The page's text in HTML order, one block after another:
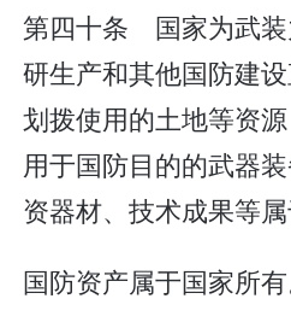
第四十条 国家为武装
研生产和其他国防建设
划拨使用的土地等资
用于国防目的的武器
资器材、技术成果等属
国防资产属于国家所有